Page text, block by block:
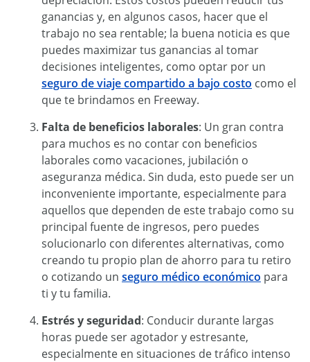
ganancias y, en algunos casos, hacer que el
trabajo no sea rentable; la buena noticia es que
puedes maximizar tus ganancias al tomar
decisiones inteligentes, como optar por un
seguro de viaje compartido a bajo costo como el
que te brindamos en Freeway.
Falta de beneficios laborales: Un gran contra
para muchos es no contar con beneficios
laborales como vacaciones, jubilación o
aseguranza médica. Sin duda, esto puede ser un
inconveniente importante, especialmente para
aquellos que dependen de este trabajo como su
principal fuente de ingresos, pero puedes
solucionarlo con diferentes alternativas, como
creando tu propio plan de ahorro para tu retiro
o cotizando un seguro médico económico para
ti y tu familia.
Estrés y seguridad: Conducir durante largas
horas puede ser agotador y estresante,
especialmente en situaciones de tráfico intenso